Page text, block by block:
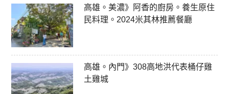
高雄。美濃》阿香的廚房。養生原住
民料理。2024米其林推薦餐廳
高雄。內門》308高地洪代表桶仔雞
土雞城